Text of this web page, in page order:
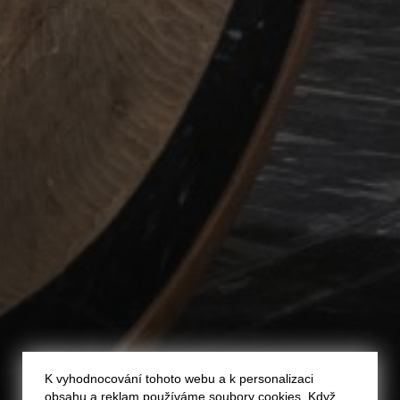
K vyhodnocování tohoto webu a k personalizaci
obsahu a reklam používáme soubory cookies. Když